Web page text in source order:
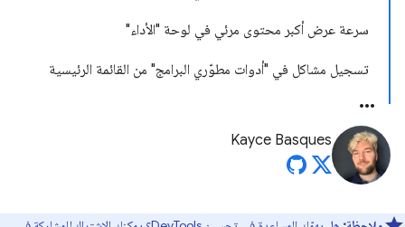
سرعة عرض أكبر محتوى مرئي في لوحة "الأداء"
تسجيل مشاكل في "أدوات مطوّري البرامج" من القائمة الرئيسية
Kayce Basques